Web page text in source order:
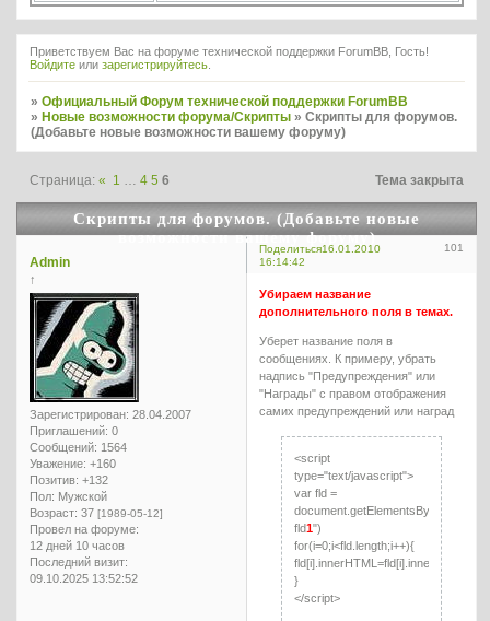
Приветствуем Вас на форуме технической поддержки ForumBB, Гость!
Войдите или зарегистрируйтесь
»Официальный Форум технической поддержки ForumBB
»Новые возможности форума/Скрипты »Скрипты для форумов.
(Добавьте новые возможности вашему форуму)
Скрипты для форумов. (Добавьте новые
возможности вашему форуму)
Страница:« 1 … 4 5 6 Тема закрыта
Поделиться 101
16.01.2010
16:14:42
Admin
↑
Зарегистрирован: 28.04.2007
Приглашений: 0
Сообщений: 1564
Уважение: +160
Позитив: +132
Пол: Мужской
Возраст: 37 [1989-05-12]
Провел на форуме:
12 дней 10 часов
Последний визит:
09.10.2025 13:52:52
Убираем название
дополнительного поля в темах.
Уберет название поля в
сообщениях. К примеру, убрать
надпись "Предупреждения" или
"Награды" с правом отображения
самих предупреждений или наград
<script
type="text/javascript">
var fld =
fld1")
for(i=0;i<fld.length;i++){
}
</script>